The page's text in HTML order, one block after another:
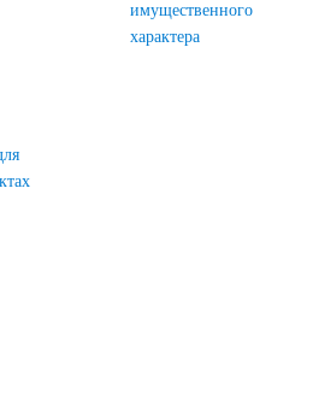
имущественного
характера